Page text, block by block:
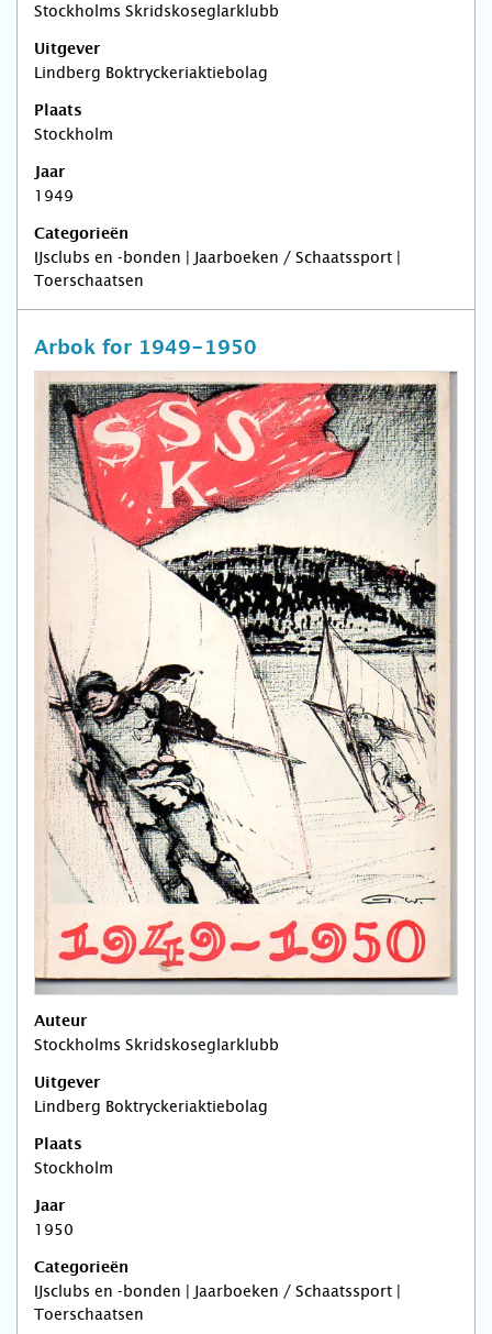
Stockholms Skridskoseglarklubb
Uitgever
Lindberg Boktryckeriaktiebolag
Plaats
Stockholm
Jaar
1949
Categorieën
IJsclubs en -bonden | Jaarboeken / Schaatssport |
Toerschaatsen
Arbok for 1949-1950
Auteur
Stockholms Skridskoseglarklubb
Uitgever
Lindberg Boktryckeriaktiebolag
Plaats
Stockholm
Jaar
1950
Categorieën
IJsclubs en -bonden | Jaarboeken / Schaatssport |
Toerschaatsen